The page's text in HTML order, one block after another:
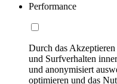
Performance
Durch das
und Surfverhalten
und anonymisiert
optimieren und das